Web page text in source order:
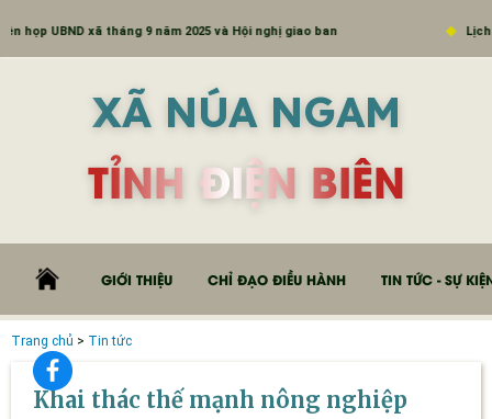
UBND xã tháng 9 năm 2025 và Hội nghị giao ban Lịch
XÃ NÚA NGAM
TỈNH ĐIỆN BIÊN
GIỚI THIỆU CHỈ ĐẠO ĐIỀU HÀNH TIN TỨC - SỰ
Trang chủ > Tin tức
Khai thác thế mạnh nông nghiệp